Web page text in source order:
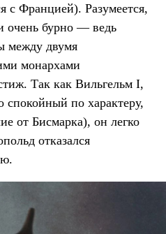
с Францией). Разумеется,
очень бурно — ведь
между двумя
монархами
Так как Вильгельм I,
по характеру,
от Бисмарка), он легко
отказался